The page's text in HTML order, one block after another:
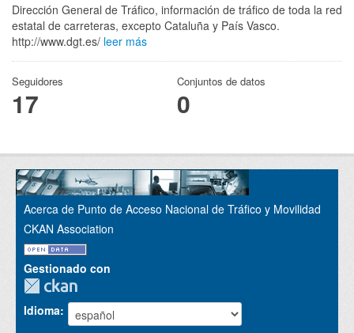
Dirección General de Tráfico, información de tráfico de toda la red
estatal de carreteras, excepto Cataluña y País Vasco.
http://www.dgt.es/ leer más
Seguidores
17
Conjuntos de datos
0
Acerca de Punto de Acceso Nacional de Tráfico y Movilidad
CKAN Association
Gestionado con
Idioma